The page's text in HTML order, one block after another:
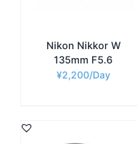
Nikon Nikkor W
135mm F5.6
¥2,200